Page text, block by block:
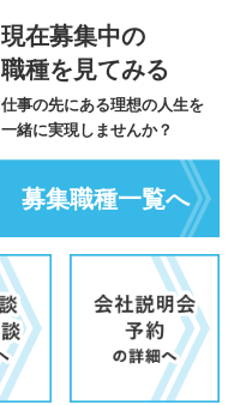
現在募集中の
職種を見てみる
仕事の先にある理想の人生を
一緒に実現しませんか？
募集職種一覧へ